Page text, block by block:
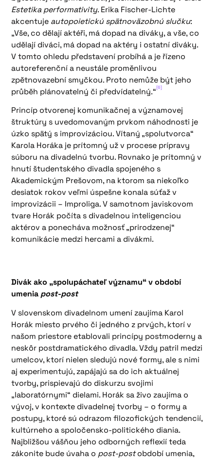
Estetika performativity. Erika Fischer-Lichte
akcentuje autopoietickú spätnoväzobnú slučku:
„Vše, co dělají aktéři, má dopad na diváky, a vše, co
udělají diváci, má dopad na aktéry i ostatní diváky.
V tomto ohledu představení probíhá a je řízeno
autoreferenční a neustále proměnlivou
zpětnovazební smyčkou. Proto nemůže být jeho
průběh plánovatelný či předvídatelný.“[6]
Princíp otvorenej komunikačnej a významovej
štruktúry s uvedomovaným prvkom náhodnosti je
úzko spätý s improvizáciou. Vítaný „spolutvorca“
Karola Horáka je prítomný už v procese prípravy
súboru na divadelnú tvorbu. Rovnako je prítomný v
hnutí študentského divadla spojeného s
Akademickým Prešovom, na ktorom sa niekoľko
desiatok rokov veľmi úspešne konala súťaž v
improvizácii – Improliga. V samotnom javiskovom
tvare Horák počíta s divadelnou inteligenciou
aktérov a ponecháva možnosť „prirodzenej“
komunikácie medzi hercami a divákmi.
Divák ako „spolupáchateľ významu“ v období
umenia post-post
V slovenskom divadelnom umení zaujíma Karol
Horák miesto prvého či jedného z prvých, ktorí v
našom priestore etablovali princípy postmoderny a
neskôr postdramatického divadla. Vždy patril medzi
umelcov, ktorí nielen sledujú nové formy, ale s nimi
aj experimentujú, zapájajú sa do ich aktuálnej
tvorby, prispievajú do diskurzu svojimi
„laboratórnymi“ dielami. Horák sa živo zaujíma o
vývoj, v kontexte divadelnej tvorby – o formy a
postupy, ktoré sú odrazom filozofických tendencií,
kultúrneho a spoločensko-politického diania.
Najbližšou vášňou jeho odborných reflexií teda
zákonite bude úvaha o post-postobdobí umenia,